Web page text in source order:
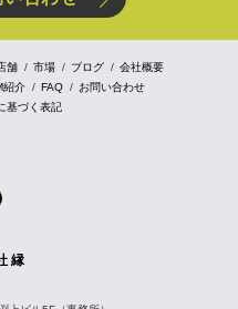
舗 市場 ブログ
会社概要
紹介 FAQ
お問い合わせ
基づく表記
縁